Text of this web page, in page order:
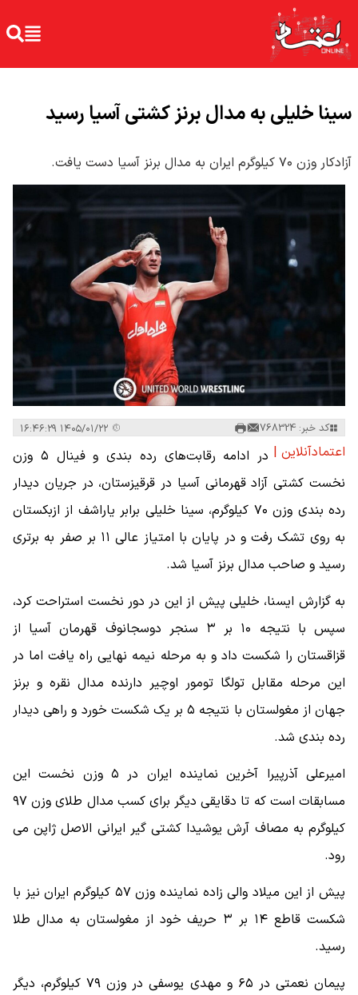
سینا خلیلی به مدال برنز کشتی آسیا رسید
آزادکار وزن ۷۰ کیلوگرم ایران به مدال برنز آسیا دست یافت.
کد خبر: 768324
اعتمادآنلاین |
در ادامه رقابت‌های رده بندی و فینال ۵ وزن
نخست کشتی آزاد قهرمانی آسیا در قرقیزستان، در جریان دیدار
رده بندی وزن ۷۰ کیلوگرم، سینا خلیلی برابر یاراشف از ازبکستان
به روی تشک رفت و در پایان با امتیاز عالی ۱۱ بر صفر به برتری
رسید و صاحب مدال برنز آسیا شد.
به گزارش ایسنا، خلیلی پیش از این در دور نخست استراحت کرد،
سپس با نتیجه ۱۰ بر ۳ سنجر دوسجانوف قهرمان آسیا از
قزاقستان را شکست داد و به مرحله نیمه نهایی راه یافت اما در
این مرحله مقابل تولگا تومور اوچیر دارنده مدال نقره و برنز
جهان از مغولستان با نتیجه ۵ بر یک شکست خورد و راهی دیدار
رده بندی شد.
امیرعلی آذرپیرا آخرین نماینده ایران در ۵ وزن نخست این
مسابقات است که تا دقایقی دیگر برای کسب مدال طلای وزن ۹۷
کیلوگرم به مصاف آرش یوشیدا کشتی گیر ایرانی الاصل ژاپن می
رود.
پیش از این میلاد والی زاده نماینده وزن ۵۷ کیلوگرم ایران نیز با
شکست قاطع ۱۴ بر ۳ حریف خود از مغولستان به مدال طلا
رسید.
پیمان نعمتی در ۶۵ و مهدی یوسفی در وزن ۷۹ کیلوگرم، دیگر